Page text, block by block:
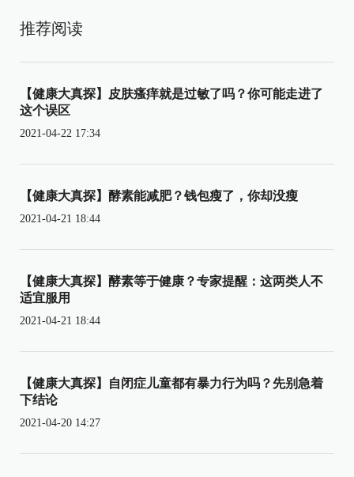
推荐阅读
【健康大真探】皮肤瘙痒就是过敏了吗？你可能走进了
这个误区
2021-04-22 17:34
【健康大真探】酵素能减肥？钱包瘦了，你却没瘦
2021-04-21 18:44
【健康大真探】酵素等于健康？专家提醒：这两类人不
适宜服用
2021-04-21 18:44
【健康大真探】自闭症儿童都有暴力行为吗？先别急着
下结论
2021-04-20 14:27